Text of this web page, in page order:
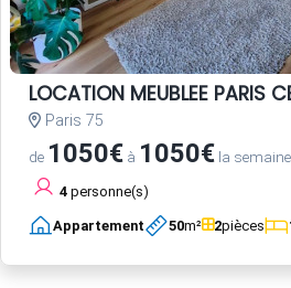
LOCATION MEUBLEE PARIS
Paris 75
de 1050€ à 1050€ la semaine
4 personne(s)
Appartement 50m² 2pièces